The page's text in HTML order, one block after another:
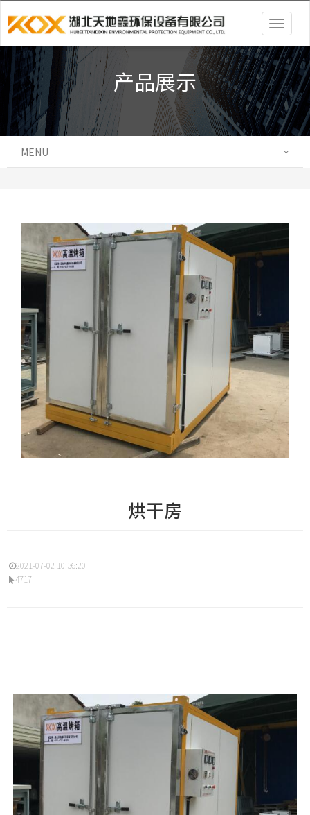
产品展示
MENU
烘干房
2021-07-02 10:36:20
4717